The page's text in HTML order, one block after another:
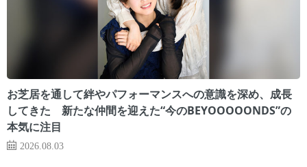
お芝居を通して絆やパフォーマンスへの意識を深め、成長
してきた 新たな仲間を迎えた“今のBEYOOOOONDS”の
本気に注目
2026.08.03